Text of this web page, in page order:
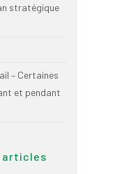
stratégique
– Certaines
et pendant
articles